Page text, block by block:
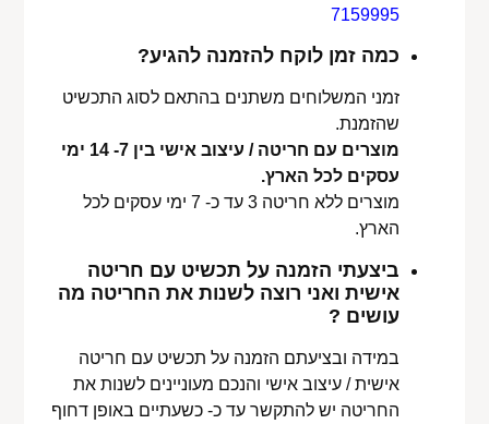
7159995
כמה זמן לוקח להזמנה להגיע?
זמני המשלוחים משתנים בהתאם לסוג התכשיט
שהזמנת.
מוצרים עם חריטה / עיצוב אישי בין 7- 14 ימי
עסקים לכל הארץ.
מוצרים ללא חריטה 3 עד כ- 7 ימי עסקים לכל
הארץ.
ביצעתי הזמנה על תכשיט עם חריטה
אישית ואני רוצה לשנות את החריטה מה
עושים ?
במידה ובציעתם הזמנה על תכשיט עם חריטה
אישית / עיצוב אישי והנכם מעוניינים לשנות את
החריטה יש להתקשר עד כ- כשעתיים באופן דחוף